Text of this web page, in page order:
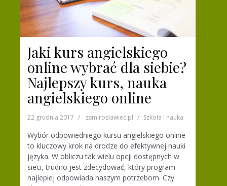
Jaki kurs angielskiego
online wybrać dla siebie?
Najlepszy kurs, nauka
angielskiego online
22 grudnia 2017 zsmiroslawiec.pl Szkoła i nauka
Wybór odpowiedniego kursu angielskiego online
to kluczowy krok na drodze do efektywnej nauki
języka. W obliczu tak wielu opcji dostępnych w
sieci, trudno jest zdecydować, który program
najlepiej odpowiada naszym potrzebom. Czy